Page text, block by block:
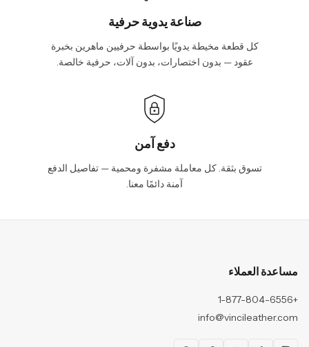
صناعة يدوية حرفية
كل قطعة مخيطة يدويًا بواسطة حرفيين ماهرين بخبرة
عقود — بدون اختصارات، بدون آلات، حرفية خالصة.
دفع آمن
تسوق بثقة. كل معاملة مشفرة ومحمية — تفاصيل الدفع
آمنة دائمًا معنا.
مساعدة العملاء
+1-877-804-6556
info@vincileather.com